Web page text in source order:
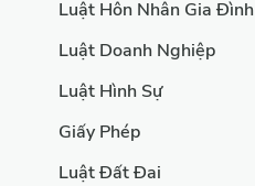
Luật Hôn Nhân Gia Đình
Luật Doanh Nghiệp
Luật Hình Sự
Giấy Phép
Luật Đất Đai